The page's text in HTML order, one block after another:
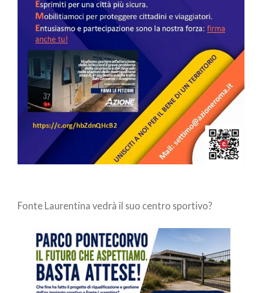
Fonte Laurentina vedrà il suo centro sportivo?